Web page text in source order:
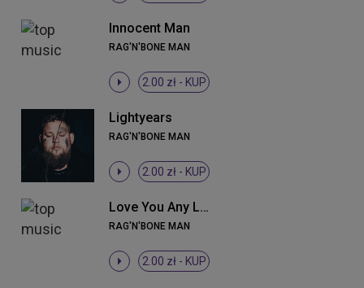
Innocent Man
RAG'N'BONE MAN
2.00 zł - KUP
Lightyears
RAG'N'BONE MAN
2.00 zł - KUP
Love You Any Less
RAG'N'BONE MAN
2.00 zł - KUP